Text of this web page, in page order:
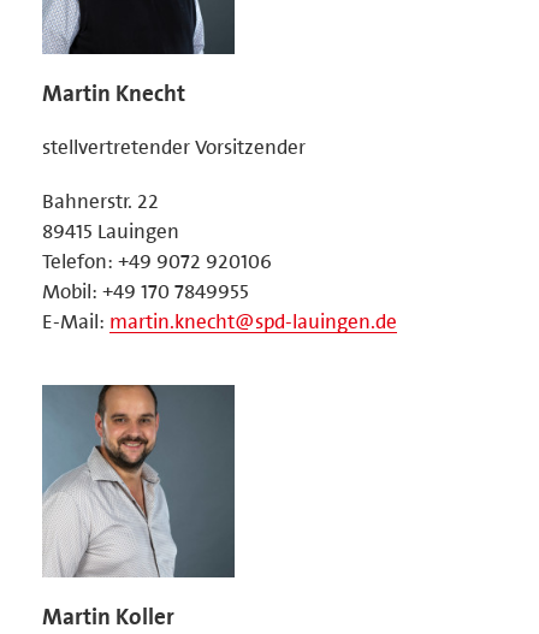
Martin Knecht
stellvertretender Vorsitzender
Bahnerstr. 22
89415 Lauingen
Telefon: +49 9072 920106
Mobil: +49 170 7849955
E-Mail: martin.knecht@spd-lauingen.de
Martin Koller